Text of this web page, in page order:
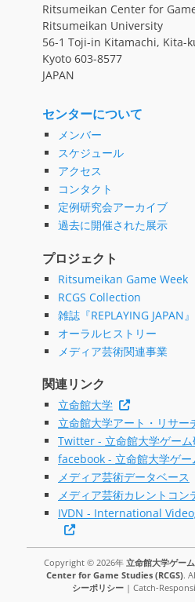
Ritsumeikan Center for
Ritsumeikan University
56-1 Toji-in Kitamachi, Kita-
Kyoto 603-8577
JAPAN
センターについて
メンバー
スケジュール
アクセス
コンタクト
定例研究会アーカイブ
過去に開催された展示
プロジェクト
Ritsumeikan Game Week
RCGS Collection
雑誌『REPLAYING JAPAN』
オーラルヒストリー
メディア芸術関連事業
関連リンク
立命館大学
立命館大学アート・リサー
Twitter - 立命館大学ゲーム
facebook - 立命館大学ゲー
メディア芸術データベース
メディア芸術カレントコン
IVDN - International
Copyright © 2026年 立命館大学ゲー
Center for Game Studies (RCGS).
シーポリシー| Catch-